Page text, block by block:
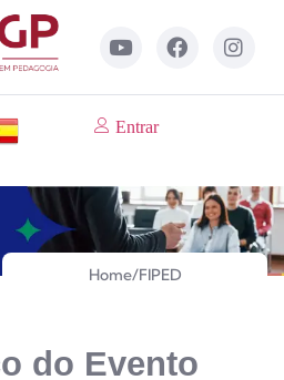
Entrar
Home/FIPED
do Evento